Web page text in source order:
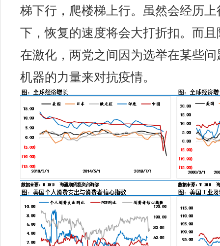
梯下行，爬楼梯上行。虽然会经历
下，恢复的速度将会大打折扣。而
在激化，两党之间因为选举在某些
机器的力量来对抗疫情。